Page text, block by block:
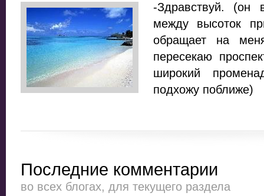
-Здравствуй. (он
между высоток
обращает на
пересекаю
широкий
подхожу поближе)
Последние комментарии
во всех блогах, для текущего раздела